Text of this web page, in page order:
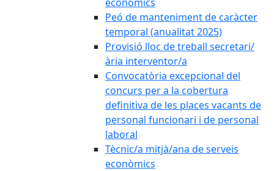
Peó de manteniment de caràcter
temporal (anualitat 2025)
Provisió lloc de treball secretari/
ària interventor/a
Convocatòria excepcional del
concurs per a la cobertura
definitiva de les places vacants de
personal funcionari i de personal
laboral
Tècnic/a mitjà/ana de serveis
econòmics